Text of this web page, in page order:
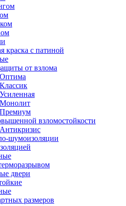
краска с патиной
от взлома
взломостойкости
шумоизоляции
двери
размеров